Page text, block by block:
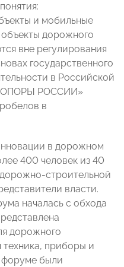
и мобильные
дорожного
вне регулирования
государственного
в Российской
РОССИИ»
в
в дорожном
400 человек из 40
строительной
власти.
началась с обхода
дорожного
техника, приборы и
форуме были